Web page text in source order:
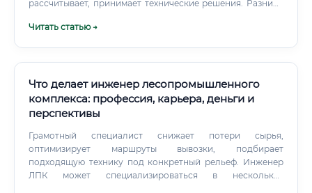
рассчитывает, принимает технические решения. Разница
архитектором здания.
Читать статью →
Что делает инженер лесопромышленного
комплекса: профессия, карьера, деньги и
перспективы
Грамотный специалист снижает потери сырья,
оптимизирует маршруты вывозки, подбирает
подходящую технику под конкретный рельеф. Инженер
ЛПК может специализироваться в нескольких